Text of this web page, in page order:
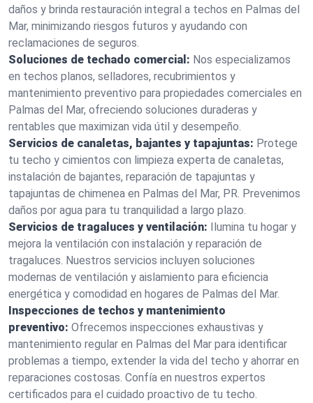
daños y brinda restauración integral a techos en Palmas del
Mar, minimizando riesgos futuros y ayudando con
reclamaciones de seguros.
Soluciones de techado comercial: Nos especializamos
en techos planos, selladores, recubrimientos y
mantenimiento preventivo para propiedades comerciales en
Palmas del Mar, ofreciendo soluciones duraderas y
rentables que maximizan vida útil y desempeño.
Servicios de canaletas, bajantes y tapajuntas: Protege
tu techo y cimientos con limpieza experta de canaletas,
instalación de bajantes, reparación de tapajuntas y
tapajuntas de chimenea en Palmas del Mar, PR. Prevenimos
daños por agua para tu tranquilidad a largo plazo.
Servicios de tragaluces y ventilación: Ilumina tu hogar y
mejora la ventilación con instalación y reparación de
tragaluces. Nuestros servicios incluyen soluciones
modernas de ventilación y aislamiento para eficiencia
energética y comodidad en hogares de Palmas del Mar.
Inspecciones de techos y mantenimiento
preventivo: Ofrecemos inspecciones exhaustivas y
mantenimiento regular en Palmas del Mar para identificar
problemas a tiempo, extender la vida del techo y ahorrar en
reparaciones costosas. Confía en nuestros expertos
certificados para el cuidado proactivo de tu techo.